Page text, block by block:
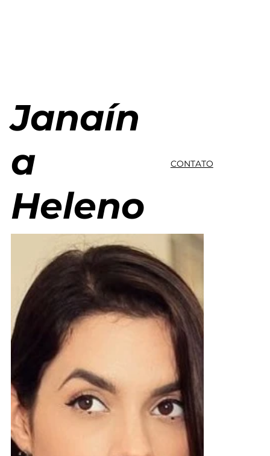
Janaín
a
Heleno
CONTATO